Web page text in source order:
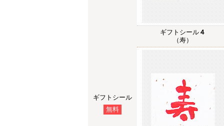
ギフトシール
無料
ギフトシール ４
（寿）